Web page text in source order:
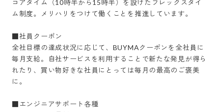
コアタイム（10時半から15時半）を設けたフレックスタイ
ム制度。メリハリをつけて働くことを推進しています。
■社員クーポン
全社目標の達成状況に応じて、BUYMAクーポンを全社員に
毎月支給。自社サービスを利用することで新たな発見が得ら
れたり、買い物好きな社員にとっては毎月の最高のご褒美
に。
■エンジニアサポート各種